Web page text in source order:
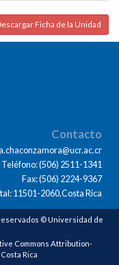
Ficha de la Unidad
Contacto
Teléfono: (506) 2511-1341
Fax: (506) 2224-9367
11501-2060,Costa Rica
© Universidad de
Commons Attribution-
Rica